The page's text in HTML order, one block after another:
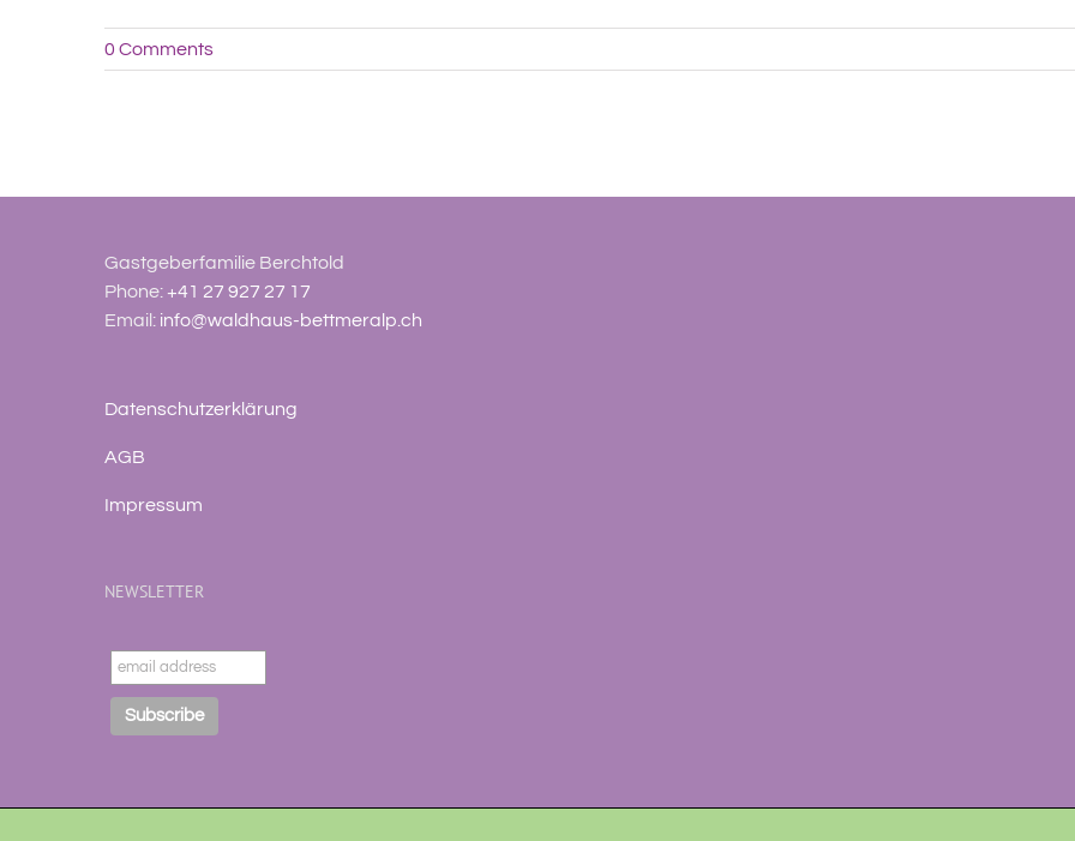
0 Comments
Gastgeberfamilie Berchtold
Phone:+41 27 927 27 17
Email: info@waldhaus-bettmeralp.ch
Datenschutzerklärung
AGB
Impressum
NEWSLETTER